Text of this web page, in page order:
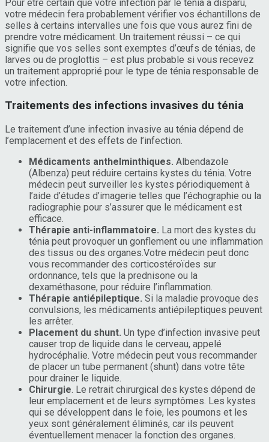
Pour être certain que votre infection par le ténia a disparu,
votre médecin fera probablement vérifier vos échantillons de
selles à certains intervalles une fois que vous aurez fini de
prendre votre médicament. Un traitement réussi – ce qui
signifie que vos selles sont exemptes d’œufs de ténias, de
larves ou de proglottis – est plus probable si vous recevez
un traitement approprié pour le type de ténia responsable de
votre infection.
Traitements des infections invasives du ténia
Le traitement d’une infection invasive au ténia dépend de
l’emplacement et des effets de l’infection.
Médicaments anthelminthiques. Albendazole
(Albenza) peut réduire certains kystes du ténia. Votre
médecin peut surveiller les kystes périodiquement à
l’aide d’études d’imagerie telles que l’échographie ou la
radiographie pour s’assurer que le médicament est
efficace.
Thérapie anti-inflammatoire. La mort des kystes du
ténia peut provoquer un gonflement ou une inflammation
des tissus ou des organes.Votre médecin peut donc
vous recommander des corticostéroïdes sur
ordonnance, tels que la prednisone ou la
dexaméthasone, pour réduire l’inflammation.
Thérapie antiépileptique. Si la maladie provoque des
convulsions, les médicaments antiépileptiques peuvent
les arrêter.
Placement du shunt. Un type d’infection invasive peut
causer trop de liquide dans le cerveau, appelé
hydrocéphalie. Votre médecin peut vous recommander
de placer un tube permanent (shunt) dans votre tête
pour drainer le liquide.
Chirurgie. Le retrait chirurgical des kystes dépend de
leur emplacement et de leurs symptômes. Les kystes
qui se développent dans le foie, les poumons et les
yeux sont généralement éliminés, car ils peuvent
éventuellement menacer la fonction des organes.